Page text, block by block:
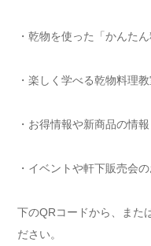
・乾物を使った「かんた
・楽しく学べる乾物料理
・お得情報や新商品の情報
・イベントや軒下販売会
下のQRコードから、また
ださい。